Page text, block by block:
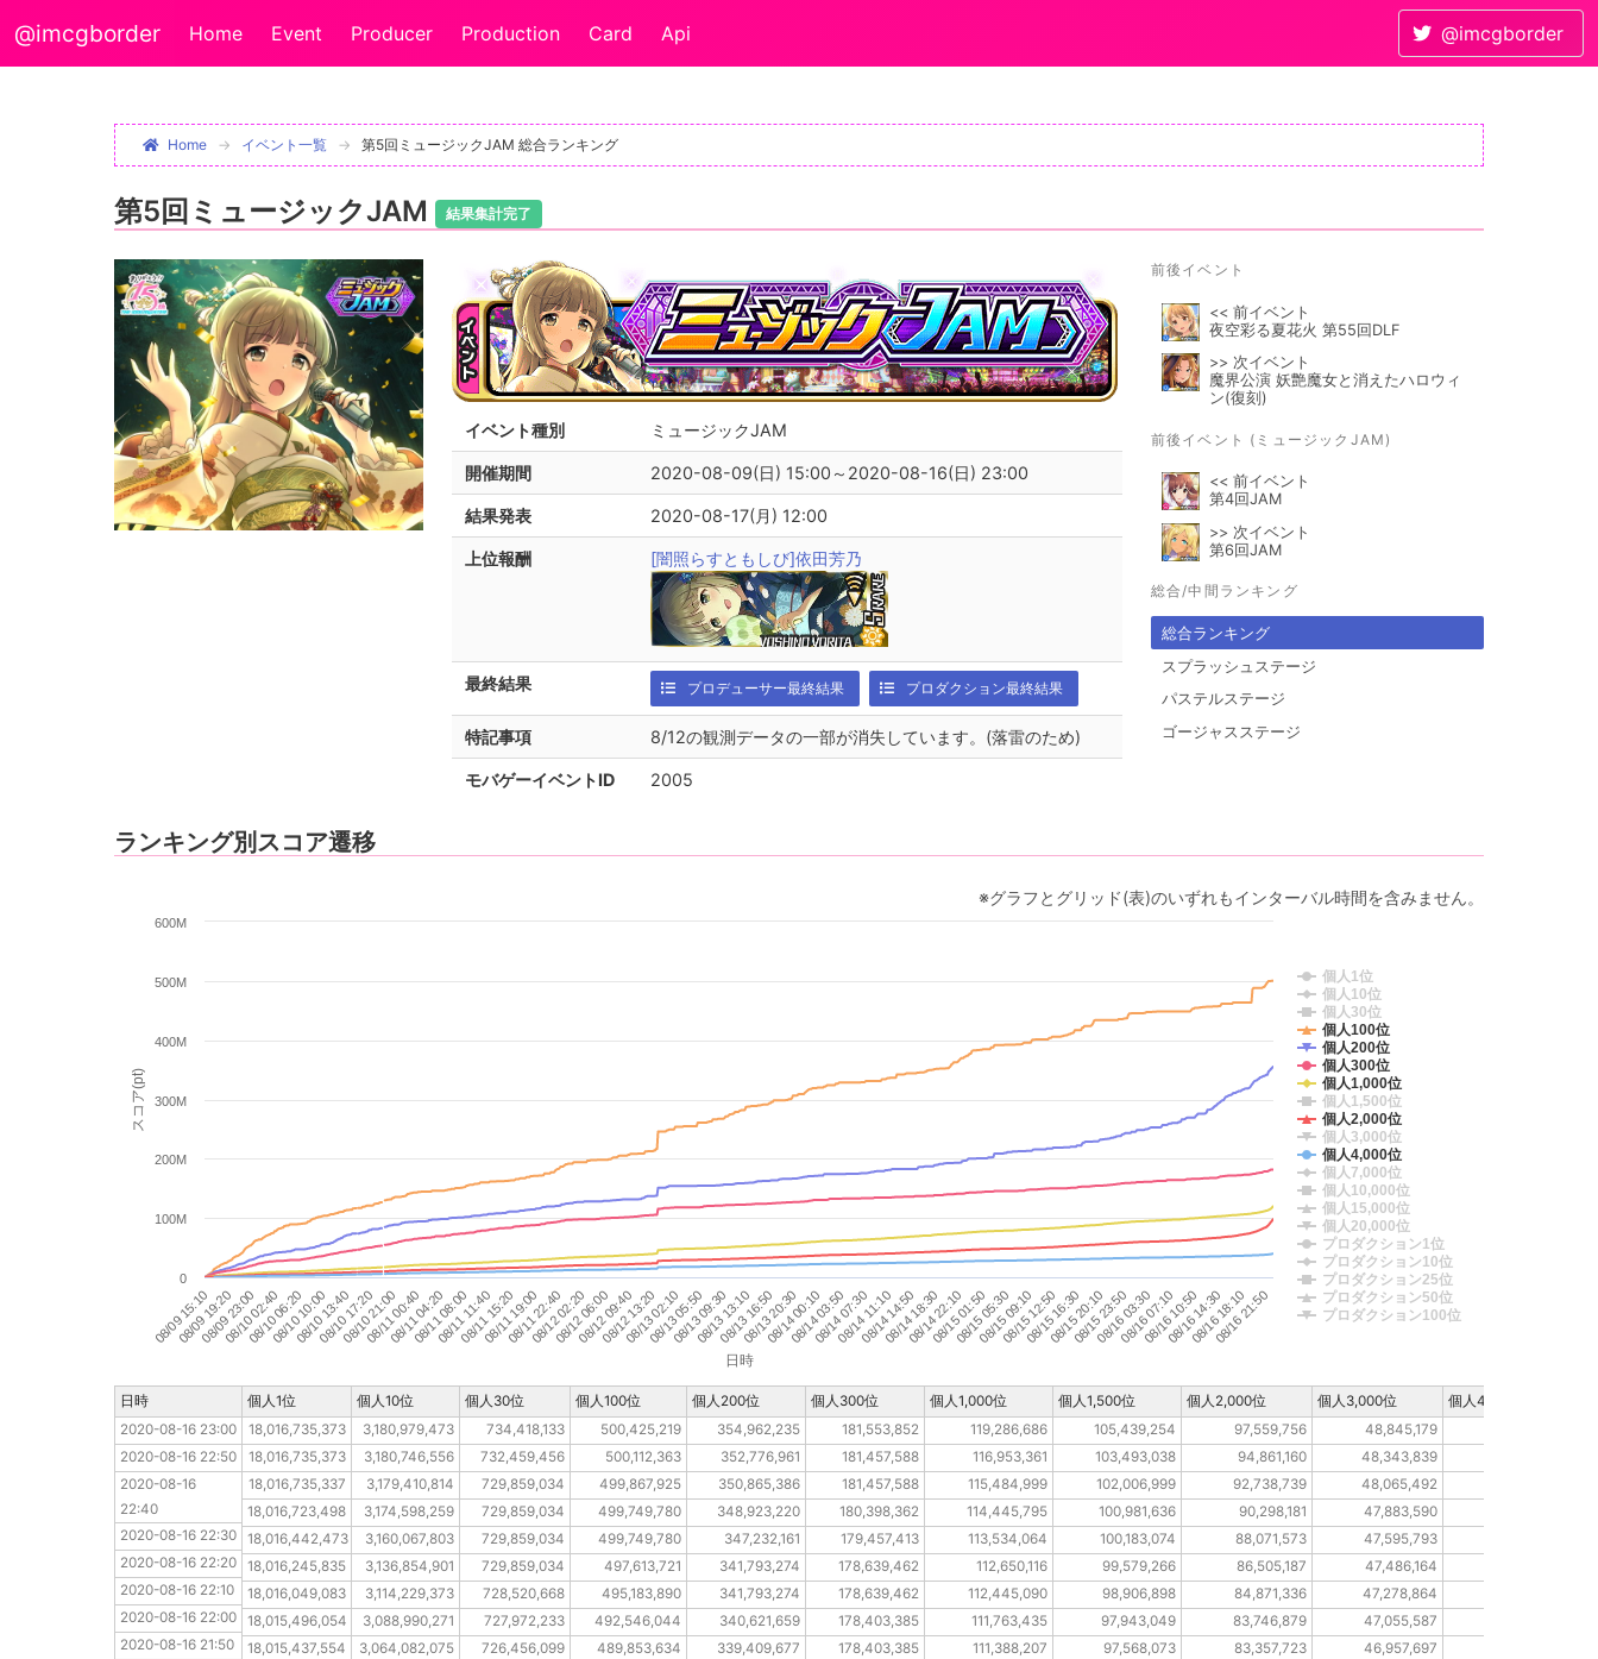
@imcgborder Home Event Producer Production Card Api @imcgborder
Home イベント一覧 第5回ミュージックJAM 総合ランキング
第5回ミュージックJAM 結果集計完了
イベント種別 ミュージックJAM
開催期間 2020-08-09(日) 15:00～2020-08-16(日) 23:00
結果発表 2020-08-17(月) 12:00
上位報酬 [闇照らすともしび]依田芳乃
最終結果 プロデューサー最終結果 プロダクション最終結果
特記事項 8/12の観測データの一部が消失しています。(落雷のため)
モバゲーイベントID 2005
前後イベント
<< 前イベント
夜空彩る夏花火 第55回DLF
>> 次イベント
魔界公演 妖艶魔女と消えたハロウィ
ン(復刻)
前後イベント (ミュージックJAM)
<< 前イベント
第4回JAM
>> 次イベント
第6回JAM
総合/中間ランキング
総合ランキング
スプラッシュステージ
パステルステージ
ゴージャスステージ
ランキング別スコア遷移
※グラフとグリッド(表)のいずれもインターバル時間を含みません。
日時
スコア(pt)
個人1位
個人10位
個人30位
個人100位
個人200位
個人300位
個人1,000位
個人1,500位
個人2,000位
個人3,000位
個人4,000位
個人7,000位
個人10,000位
個人15,000位
個人20,000位
プロダクション1位
プロダクション10位
プロダクション25位
プロダクション50位
プロダクション100位
08/09 15:10 08/13 05:50 08/16 10:50
08/09 19:20
08/09 23:00
08/10 02:40
08/10 06:20
08/10 10:00
08/10 13:40
08/10 17:20
08/10 21:00
08/11 00:40
08/11 04:20
08/11 08:00
08/11 11:40
08/11 15:20
08/11 19:00
08/11 22:40
08/12 02:20
08/12 06:00
08/12 09:40
08/12 13:20
08/13 02:1008/13 09:30
08/13 13:10
08/13 16:50
08/13 20:30
08/14 00:10
08/14 03:50
08/14 07:30
08/14 11:10
08/14 14:50
08/14 18:30
08/14 22:10
08/15 01:50
08/15 05:30
08/15 09:10
08/15 12:50
08/15 16:30
08/15 20:10
08/15 23:50
08/16 03:30
08/16 07:1008/16 14:30
08/16 18:10
08/16 21:50
0
100M
200M
300M
400M
500M
600M
2020-08-16 23:00 18,016,735,373 3,180,979,473 734,418,133 500,425,219 354,962,235 181,553,852 119,286,686 105,439,254 97,559,756 48,845,179
2020-08-16 22:50
18,016,735,373 3,180,746,556 732,459,456 500,112,363 352,776,961 181,457,588 116,953,361 103,493,038 94,861,160 48,343,839
2020-08-16 22:40
18,016,735,337 3,179,410,814 729,859,034 499,867,925 350,865,386 181,457,588 115,484,999 102,006,999 92,738,739 48,065,492
2020-08-16 22:30
18,016,723,498 3,174,598,259 729,859,034 499,749,780 348,923,220 180,398,362 114,445,795 100,981,636 90,298,181 47,883,590
2020-08-16 22:20
18,016,442,473 3,160,067,803 729,859,034 499,749,780 347,232,161 179,457,413 113,534,064 100,183,074 88,071,573 47,595,793
2020-08-16 22:10
18,016,245,835 3,136,854,901 729,859,034 497,613,721 341,793,274 178,639,462 112,650,116 99,579,266 86,505,187 47,486,164
2020-08-16 22:00
18,016,049,083 3,114,229,373 728,520,668 495,183,890 341,793,274 178,639,462 112,445,090 98,906,898 84,871,336 47,278,864
2020-08-16 21:50
18,015,496,054 3,088,990,271 727,972,233 492,546,044 340,621,659 178,403,385 111,763,435 97,943,049 83,746,879 47,055,587
2020-08-16 21:40
18,015,437,554 3,064,082,075 726,456,099 489,853,634 339,409,677 178,403,385 111,388,207 97,568,073 83,357,723 46,957,697
日時 個人1位 個人10位 個人30位 個人100位 個人200位 個人300位 個人1,000位 個人1,500位 個人2,000位 個人3,000位 個人4,000位
2020-08-16 23:00
2020-08-16 22:50
2020-08-16
22:40
2020-08-16 22:30
2020-08-16 22:20
2020-08-16 22:10
2020-08-16 22:00
2020-08-16 21:50
日時